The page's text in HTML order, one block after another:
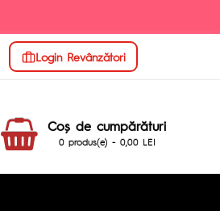
Login Revânzători
Coş de cumpărături
0 produs(e) - 0,00 LEI